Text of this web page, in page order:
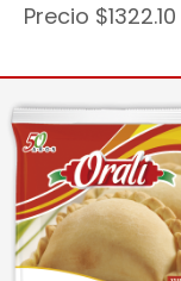
Precio $1322.10